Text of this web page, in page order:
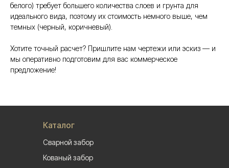
белого) требует большего количества слоев и грунта для
идеального вида, поэтому их стоимость немного выше, чем
темных (черный, коричневый).
Хотите точный расчет? Пришлите нам чертежи или эскиз — и
мы оперативно подготовим для вас коммерческое
предложение!
Каталог
Сварной забор
Кованый забор